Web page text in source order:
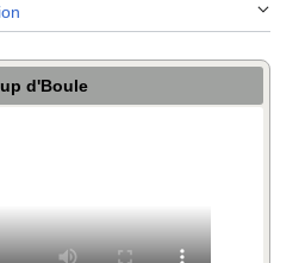
d'Boule